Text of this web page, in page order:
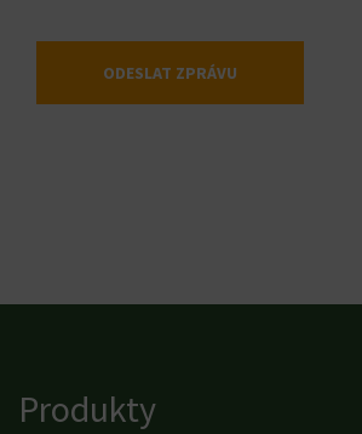
ODESLAT ZPRÁVU
Produkty